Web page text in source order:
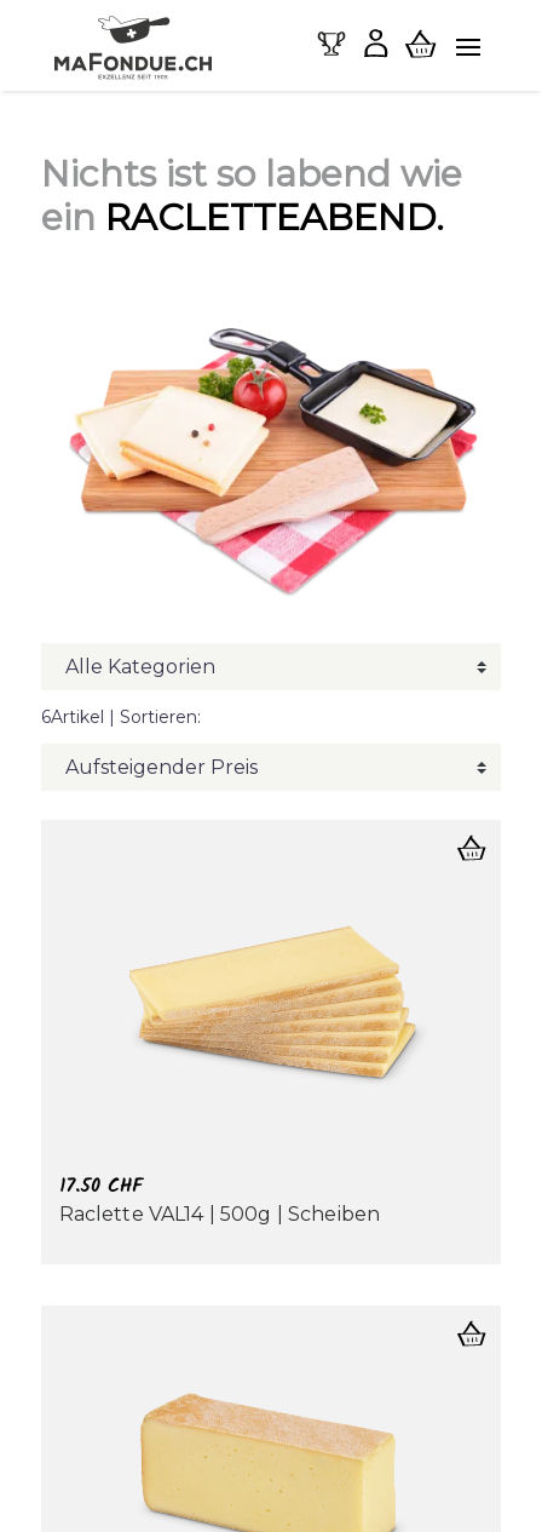
Nichts ist so labend wie
ein RACLETTEABEND.
6Artikel | Sortieren:
17.50 CHF
Raclette VAL14 | 500g | Scheiben